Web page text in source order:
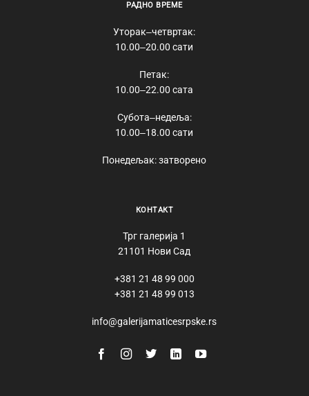
РАДНО ВРЕМЕ
Уторак‒четвртак:
10.00‒20.00 сати
Петак:
10.00‒22.00 сата
Субота‒недеља:
10.00‒18.00 сати
Понедељак: затворено
КОНТАКТ
Трг галерија 1
21101 Нови Сад
+381 21 48 99 000
+381 21 48 99 013
info@galerijamaticesrpske.rs